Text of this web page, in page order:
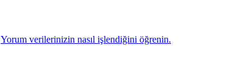
Yorum verilerinizin nasıl işlendiğini öğrenin.